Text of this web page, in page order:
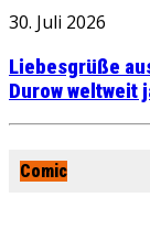
30. Juli 2026
Liebesgrüße
Durow weltweit
Comic